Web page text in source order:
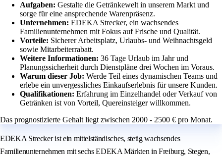
Aufgaben: Gestalte die Getränkewelt in unserem Markt und
sorge für eine ansprechende Warenpräsenz.
Unternehmen: EDEKA Strecker, ein wachsendes
Familienunternehmen mit Fokus auf Frische und Qualität.
Vorteile: Sicherer Arbeitsplatz, Urlaubs- und Weihnachtsgeld
sowie Mitarbeiterrabatt.
Weitere Informationen: 36 Tage Urlaub im Jahr und
Planungssicherheit durch Dienstpläne drei Wochen im Voraus.
Warum dieser Job: Werde Teil eines dynamischen Teams und
erlebe ein unvergessliches Einkaufserlebnis für unsere Kunden.
Qualifikationen: Erfahrung im Einzelhandel oder Verkauf von
Getränken ist von Vorteil, Quereinsteiger willkommen.
Das prognostizierte Gehalt liegt zwischen 2000 - 2500 € pro Monat.
EDEKA Strecker ist ein mittelständisches, stetig wachsendes
Familienunternehmen mit sechs EDEKA Märkten in Freiburg, Stegen,